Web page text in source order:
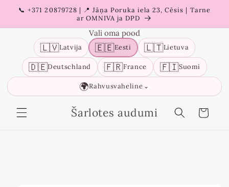
sisu
📞 +371 20879728 | 📍 Jāņa Poruka iela 23, Cēsis | Tarne
ar OMNIVA ja DPD
Vali oma pood
🇱🇻Latvija 🇪🇪Eesti 🇱🇹Lietuva
🇩🇪Deutschland 🇫🇷France 🇫🇮Suomi
🌍Rahvusvaheline ⌄
Šarlotes audumi Ostukorv